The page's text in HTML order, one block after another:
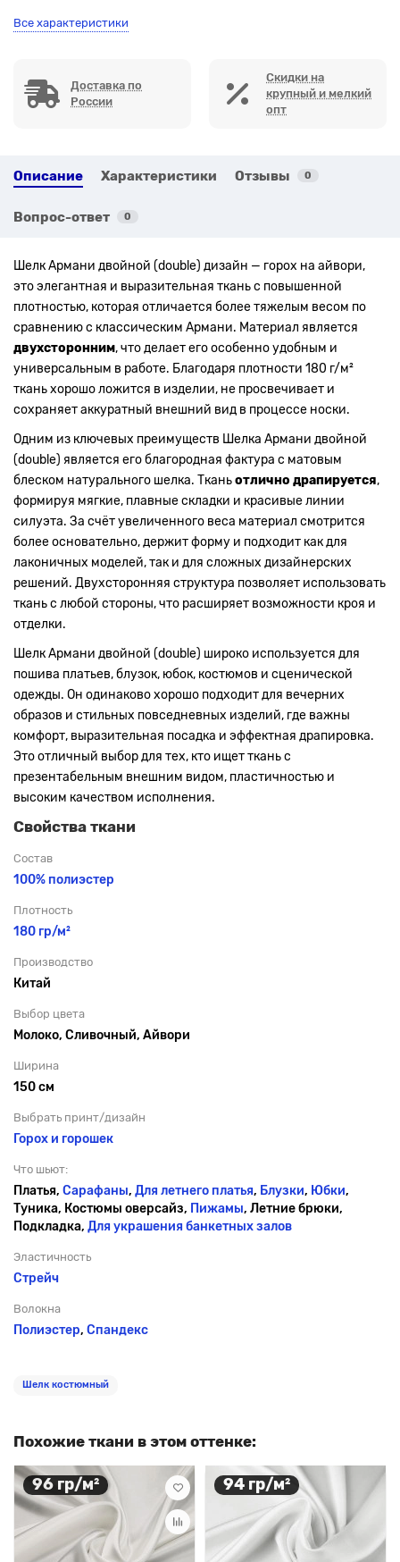
Все характеристики
Доставка по
России
Скидки на
крупный и мелкий
опт
Описание Характеристики Отзывы 0
Вопрос-ответ 0
Шелк Армани двойной (double) дизайн — горох на айвори,
это элегантная и выразительная ткань с повышенной
плотностью, которая отличается более тяжелым весом по
сравнению с классическим Армани. Материал является
двухсторонним, что делает его особенно удобным и
универсальным в работе. Благодаря плотности 180 г/м²
ткань хорошо ложится в изделии, не просвечивает и
сохраняет аккуратный внешний вид в процессе носки.
Одним из ключевых преимуществ Шелка Армани двойной
(double) является его благородная фактура с матовым
блеском натурального шелка. Тканьотлично драпируется,
формируя мягкие, плавные складки и красивые линии
силуэта. За счёт увеличенного веса материал смотрится
более основательно, держит форму и подходит как для
лаконичных моделей, так и для сложных дизайнерских
решений. Двухсторонняя структура позволяет использовать
ткань с любой стороны, что расширяет возможности кроя и
отделки.
Шелк Армани двойной (double) широко используется для
пошива платьев, блузок, юбок, костюмов и сценической
одежды. Он одинаково хорошо подходит для вечерних
образов и стильных повседневных изделий, где важны
комфорт, выразительная посадка и эффектная драпировка.
Это отличный выбор для тех, кто ищет ткань с
презентабельным внешним видом, пластичностью и
высоким качеством исполнения.
Свойства ткани
Состав
100% полиэстер
Плотность
180 гр/м²
Производство
Китай
Выбор цвета
Молоко, Сливочный, Айвори
Ширина
150 см
Выбрать принт/дизайн
Горох и горошек
Что шьют:
Платья, Сарафаны, Для летнего платья, Блузки, Юбки,
Туника, Костюмы оверсайз, Пижамы, Летние брюки,
Подкладка, Для украшения банкетных залов
Эластичность
Стрейч
Волокна
Полиэстер, Спандекс
Шелк костюмный
Похожие ткани в этом оттенке:
96 гр/м² 94 гр/м²